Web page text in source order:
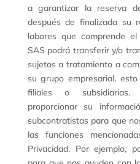
a garantizar la reserva
después de finalizada su
labores que comprende
SAS podrá transferir y/o
sujetos a tratamiento a
su grupo empresarial,
filiales o subsidiarias.
proporcionar su
subcontratistas para que
las funciones
Privacidad. Por ejemplo,